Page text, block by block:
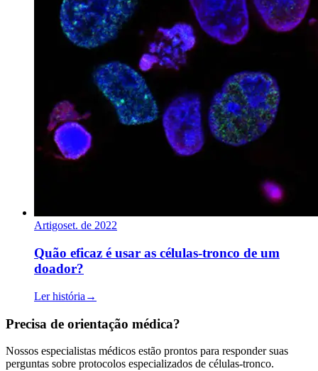
Artigoset. de 2022
Quão eficaz é usar as células-tronco de um
doador?
Ler história →
Precisa de orientação médica?
Nossos especialistas médicos estão prontos para responder suas
perguntas sobre protocolos especializados de células-tronco.